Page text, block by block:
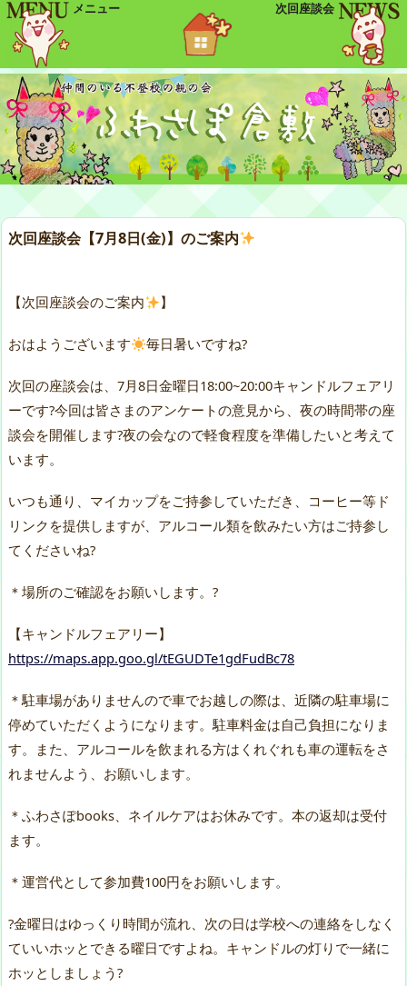
次回座談会【7月8日(金)】のご案内
【次回座談会のご案内 】
おはようございます 毎日暑いですね?
次回の座談会は、7月8日金曜日18:00~20:00キャンドルフェアリ
ーです?今回は皆さまのアンケートの意見から、夜の時間帯の座
談会を開催します?夜の会なので軽食程度を準備したいと考えて
います。
いつも通り、マイカップをご持参していただき、コーヒー等ド
リンクを提供しますが、アルコール類を飲みたい方はご持参し
てくださいね?
＊場所のご確認をお願いします。?
【キャンドルフェアリー】
https://maps.app.goo.gl/tEGUDTe1gdFudBc78
＊駐車場がありませんので車でお越しの際は、近隣の駐車場に
停めていただくようになります。駐車料金は自己負担になりま
す。また、アルコールを飲まれる方はくれぐれも車の運転をさ
れませんよう、お願いします。
＊ふわさぽbooks、ネイルケアはお休みです。本の返却は受付
ます。
＊運営代として参加費100円をお願いします。
?金曜日はゆっくり時間が流れ、次の日は学校への連絡をしなく
ていいホッとできる曜日ですよね。キャンドルの灯りで一緒に
ホッとしましょう?
メニュー 次回座談会